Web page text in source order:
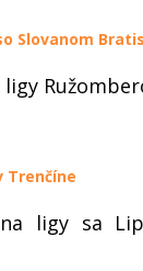
Slovanom
ligy
Trenčíne
ligy sa